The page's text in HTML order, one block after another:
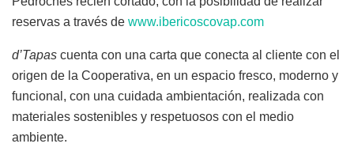
reservas a través de www.ibericoscovap.com
d’Tapas cuenta con una carta que conecta al cliente con el
origen de la Cooperativa, en un espacio fresco, moderno y
funcional, con una cuidada ambientación, realizada con
materiales sostenibles y respetuosos con el medio
ambiente.